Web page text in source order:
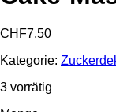
CHF7.50
Kategorie:
3 vorrätig